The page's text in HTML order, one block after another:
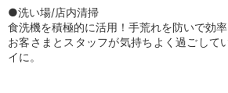
●洗い場/店内清掃
食洗機を積極的に活用！手荒れを防いで効
お客さまとスタッフが気持ちよく過ごして
イに。